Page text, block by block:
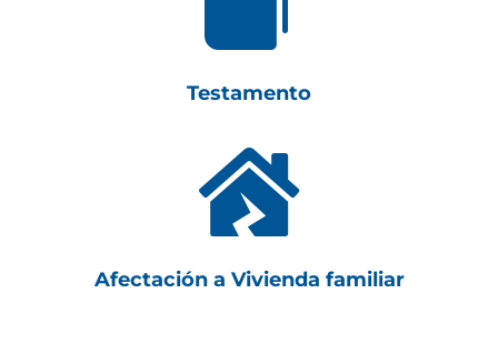
Testamento

Afectación a Vivienda familiar